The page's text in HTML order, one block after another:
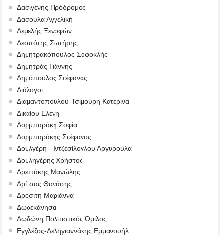
Δασιγένης Πρόδρομος
Δασούλα Αγγελική
Δεμελής Ξενοφών
Δεσπότης Σωτήρης
Δημητρακόπουλος Σοφοκλής
Δημητράς Γιάννης
Δημόπουλος Στέφανος
Διάλογοι
Διαμαντοπούλου-Τσιμούρη Κατερίνα
Δικαίου Ελένη
Δορμπαράκη Σοφία
Δορμπαράκης Στέφανος
Δουλγέρη - Ιντζεσίλογλου Αργυρούλα
Δουληγέρης Χρήστος
Δρεττάκης Μανώλης
Δρίτσας Θανάσης
Δροσίτη Μαριάννα
Δωδεκάνησα
Δωδώνη Πολιτιστικός Όμιλος
Εγγλέζος-Δεληγιαννάκης Εμμανουήλ